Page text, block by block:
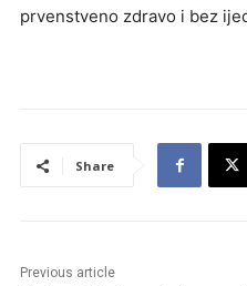
prvenstveno zdravo i bez
Share
Previous article